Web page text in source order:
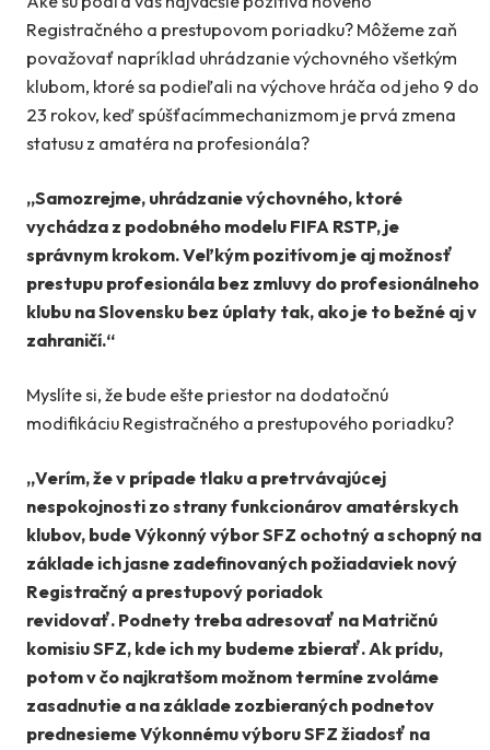
Registračného a prestupovom poriadku? Môžeme zaň
považovať napríklad uhrádzanie výchovného všetkým
klubom, ktoré sa podieľali na výchove hráča od jeho 9 do
23 rokov, keď spúšťacímmechanizmom je prvá zmena
statusu z amatéra na profesionála?
„Samozrejme, uhrádzanie výchovného, ktoré
vychádza z podobného modelu FIFA RSTP, je
správnym krokom. Veľkým pozitívom je aj možnosť
prestupu profesionála bez zmluvy do profesionálneho
klubu na Slovensku bez úplaty tak, ako je to bežné aj v
zahraničí.“
Myslíte si, že bude ešte priestor na dodatočnú
modifikáciu Registračného a prestupového poriadku?
„Verím, že v prípade tlaku a pretrvávajúcej
nespokojnosti zo strany funkcionárov amatérskych
klubov, bude Výkonný výbor SFZ ochotný a schopný na
základe ich jasne zadefinovaných požiadaviek nový
Registračný a prestupový poriadok
revidovať. Podnety treba adresovať na Matričnú
komisiu SFZ, kde ich my budeme zbierať. Ak prídu,
potom v čo najkratšom možnom termíne zvoláme
zasadnutie a na základe zozbieraných podnetov
prednesieme Výkonnému výboru SFZ žiadosť na